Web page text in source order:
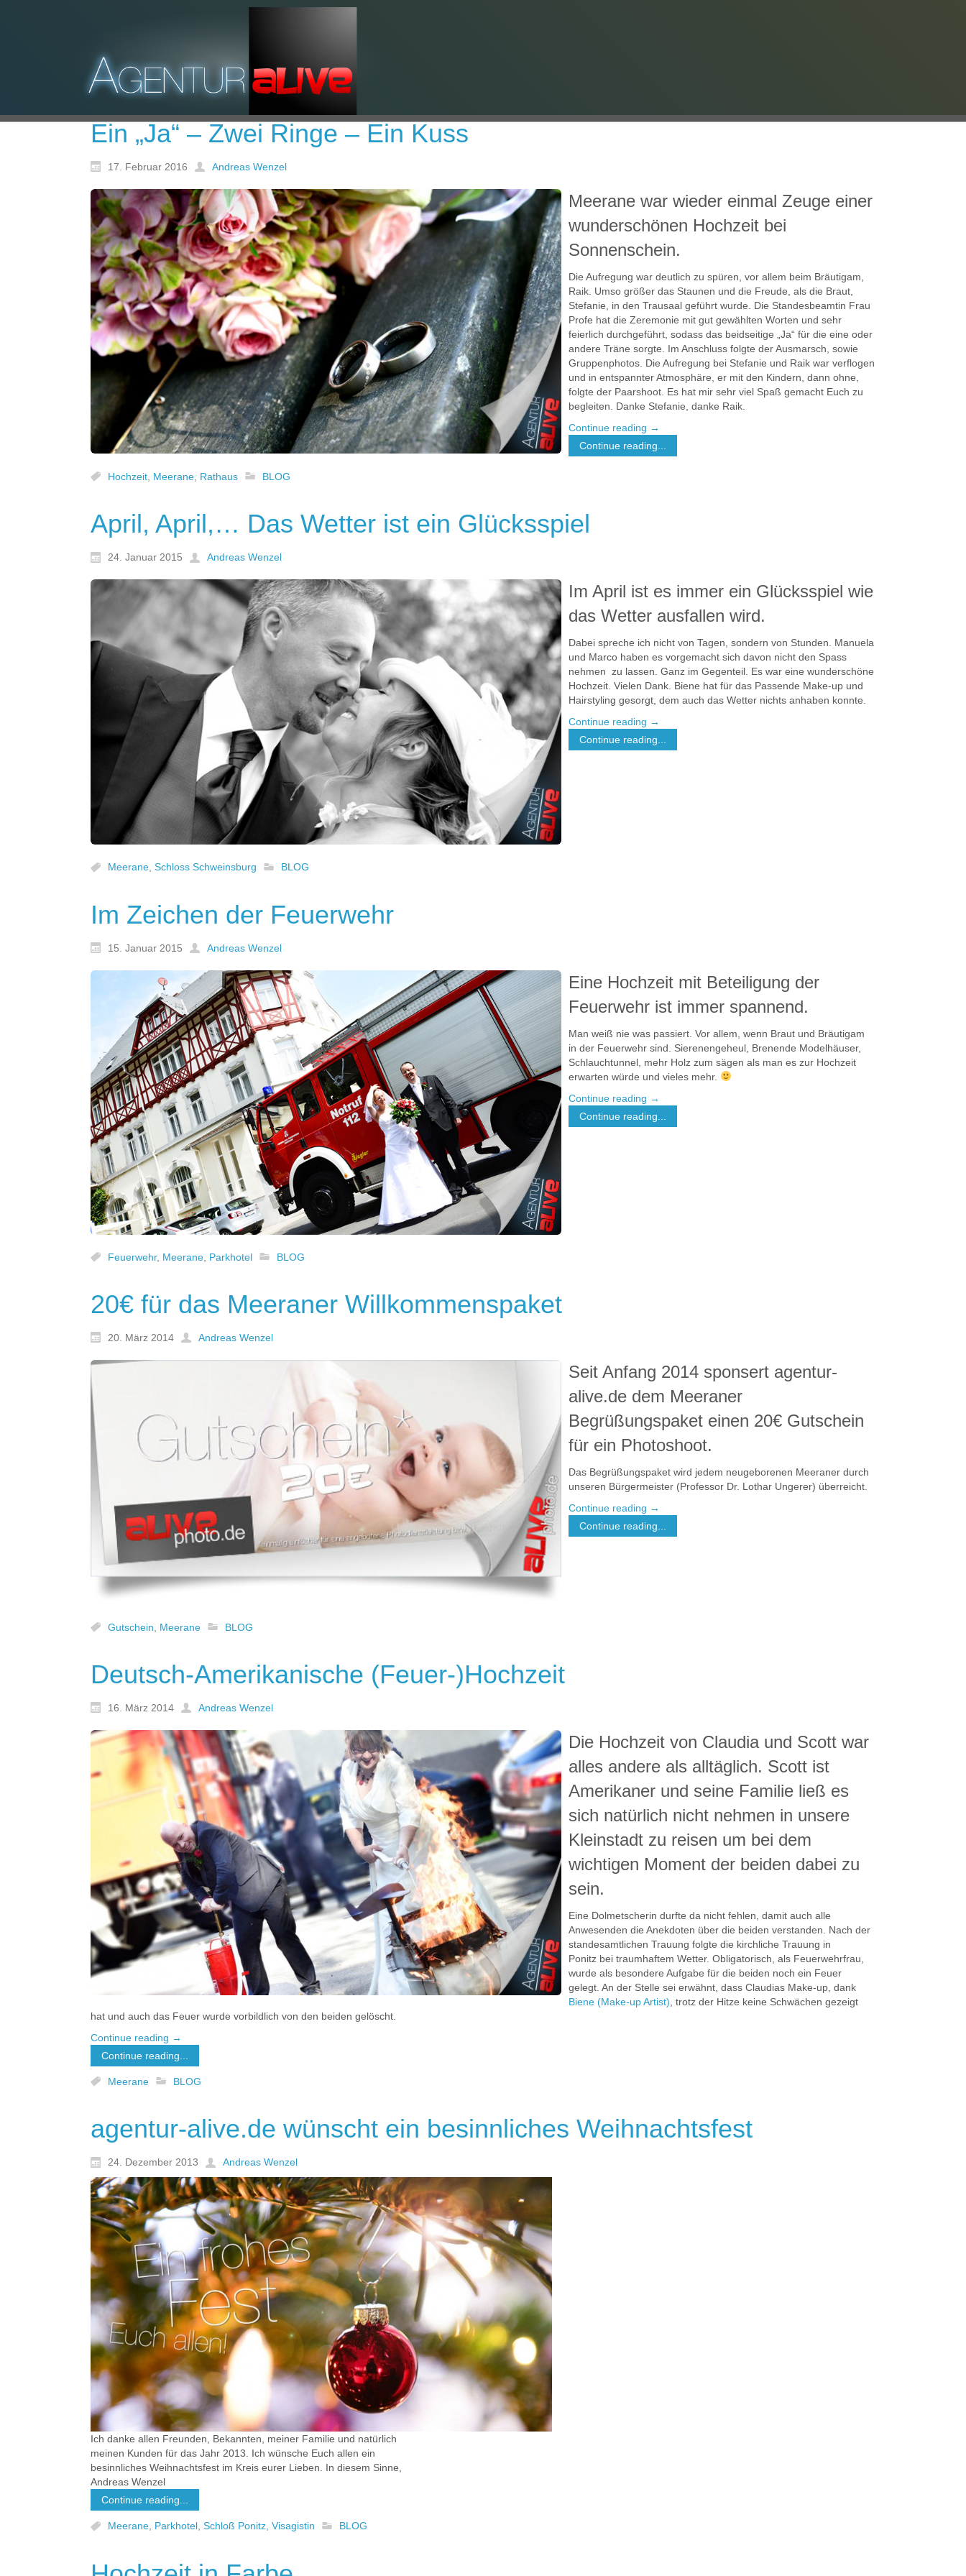
Ein „Ja“ – Zwei Ringe – Ein Kuss
17. Februar 2016 Andreas Wenzel
Meerane war wieder einmal Zeuge einer
wunderschönen Hochzeit bei
Sonnenschein.
Die Aufregung war deutlich zu spüren, vor allem beim Bräutigam,
Raik. Umso größer das Staunen und die Freude, als die Braut,
Stefanie, in den Trausaal geführt wurde. Die Standesbeamtin Frau
Profe hat die Zeremonie mit gut gewählten Worten und sehr
feierlich durchgeführt, sodass das beidseitige „Ja“ für die eine oder
andere Träne sorgte. Im Anschluss folgte der Ausmarsch, sowie
Gruppenphotos. Die Aufregung bei Stefanie und Raik war verflogen
und in entspannter Atmosphäre, er mit den Kindern, dann ohne,
folgte der Paarshoot. Es hat mir sehr viel Spaß gemacht Euch zu
begleiten. Danke Stefanie, danke Raik.
Continue reading →
Continue reading...
Hochzeit, Meerane, Rathaus BLOG
April, April,… Das Wetter ist ein Glücksspiel
24. Januar 2015 Andreas Wenzel
Im April ist es immer ein Glücksspiel wie
das Wetter ausfallen wird.
Dabei spreche ich nicht von Tagen, sondern von Stunden. Manuela
und Marco haben es vorgemacht sich davon nicht den Spass
nehmen zu lassen. Ganz im Gegenteil. Es war eine wunderschöne
Hochzeit. Vielen Dank. Biene hat für das Passende Make-up und
Hairstyling gesorgt, dem auch das Wetter nichts anhaben konnte.
Continue reading →
Continue reading...
Meerane, Schloss Schweinsburg BLOG
Im Zeichen der Feuerwehr
15. Januar 2015 Andreas Wenzel
Eine Hochzeit mit Beteiligung der
Feuerwehr ist immer spannend.
Man weiß nie was passiert. Vor allem, wenn Braut und Bräutigam
in der Feuerwehr sind. Sierenengeheul, Brenende Modelhäuser,
Schlauchtunnel, mehr Holz zum sägen als man es zur Hochzeit
erwarten würde und vieles mehr.
Continue reading →
Continue reading...
Feuerwehr, Meerane Parkhotel BLOG
20€ für das Meeraner Willkommenspaket
20. März 2014 Andreas Wenzel
Seit Anfang 2014 sponsert agentur-
alive.de dem Meeraner
Begrüßungspaket einen 20€ Gutschein
für ein Photoshoot.
Das Begrüßungspaket wird jedem neugeborenen Meeraner durch
unseren Bürgermeister (Professor Dr. Lothar Ungerer) überreicht.
Continue reading →
Continue reading...
Gutschein Meerane BLOG
Deutsch-Amerikanische (Feuer-)Hochzeit
16. März 2014 Andreas Wenzel
Die Hochzeit von Claudia und Scott war
alles andere als alltäglich. Scott ist
Amerikaner und seine Familie ließ es
sich natürlich nicht nehmen in unsere
Kleinstadt zu reisen um bei dem
wichtigen Moment der beiden dabei zu
sein.
Eine Dolmetscherin durfte da nicht fehlen, damit auch alle
Anwesenden die Anekdoten über die beiden verstanden. Nach der
standesamtlichen Trauung folgte die kirchliche Trauung in
Ponitz bei traumhaftem Wetter. Obligatorisch, als Feuerwehrfrau,
wurde als besondere Aufgabe für die beiden noch ein Feuer
gelegt. An der Stelle sei erwähnt, dass Claudias Make-up, dank
Biene (Make-up Artist) , trotz der Hitze keine Schwächen gezeigt
hat und auch das Feuer wurde vorbildlich von den beiden gelöscht.
Continue reading →
Continue reading...
Meerane BLOG
agentur-alive.de wünscht ein besinnliches Weihnachtsfest
24. Dezember 2013 Andreas Wenzel
Ich danke allen Freunden, Bekannten, meiner Familie und natürlich
meinen Kunden für das Jahr 2013. Ich wünsche Euch allen ein
besinnliches Weihnachtsfest im Kreis eurer Lieben. In diesem Sinne,
Andreas Wenzel
Continue reading...
Meerane, Parkhotel , Schloß Ponitz, Visagistin BLOG